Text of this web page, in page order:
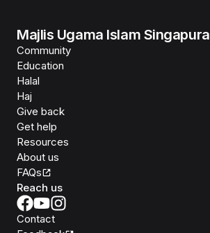
Majlis Ugama Islam Singapura
Community
Education
Halal
Haj
Give back
Get help
Resources
About us
FAQs
Reach us
Contact